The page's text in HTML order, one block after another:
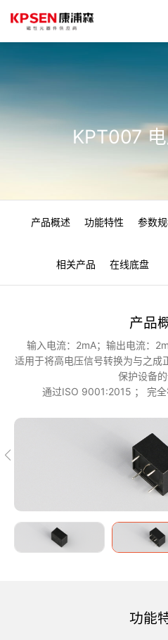
KPT007
产品概述 功能特性 参数
相关产品 在线底盘
产品
输入电流：2mA；输出电流：
适用于将高电压信号转换为与之成
保护设备的
通过ISO 9001:2015 ； 完全
功能